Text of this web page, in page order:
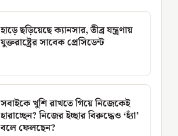
হাড়ে ছড়িয়েছে ক্যানসার, তীব্র যন্ত্রণায়
যুক্তরাষ্ট্রের সাবেক প্রেসিডেন্ট
সবাইকে খুশি রাখতে গিয়ে নিজেকেই
হারাচ্ছেন? নিজের ইচ্ছার বিরুদ্ধেও ‘হ্যাঁ’
বলে ফেলছেন?